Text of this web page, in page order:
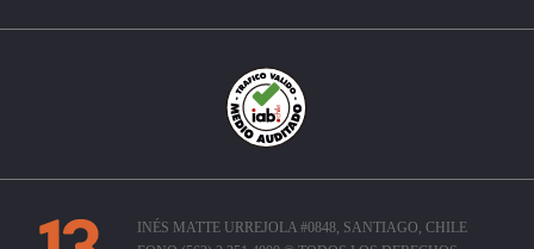
INÉS MATTE URREJOLA #0848, SANTIAGO, CHILE